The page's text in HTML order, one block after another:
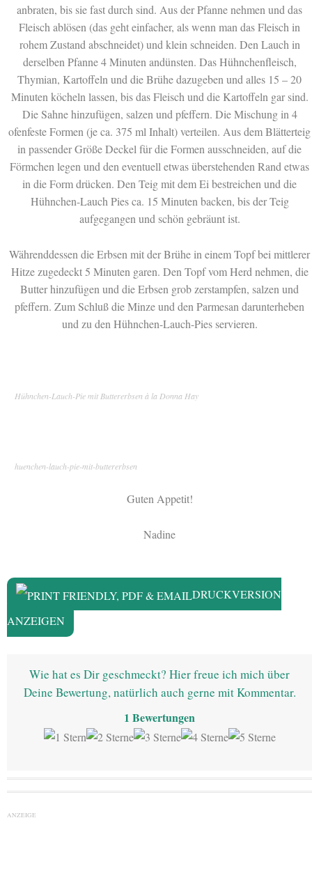
anbraten, bis sie fast durch sind. Aus der Pfanne nehmen und das
Fleisch ablösen (das geht einfacher, als wenn man das Fleisch in
rohem Zustand abschneidet) und klein schneiden. Den Lauch in
derselben Pfanne 4 Minuten andünsten. Das Hühnchenfleisch,
Thymian, Kartoffeln und die Brühe dazugeben und alles 15 – 20
Minuten köcheln lassen, bis das Fleisch und die Kartoffeln gar sind.
Die Sahne hinzufügen, salzen und pfeffern. Die Mischung in 4
ofenfeste Formen (je ca. 375 ml Inhalt) verteilen. Aus dem Blätterteig
in passender Größe Deckel für die Formen ausschneiden, auf die
Förmchen legen und den eventuell etwas überstehenden Rand etwas
in die Form drücken. Den Teig mit dem Ei bestreichen und die
Hühnchen-Lauch Pies ca. 15 Minuten backen, bis der Teig
aufgegangen und schön gebräunt ist.
Währenddessen die Erbsen mit der Brühe in einem Topf bei mittlerer
Hitze zugedeckt 5 Minuten garen. Den Topf vom Herd nehmen, die
Butter hinzufügen und die Erbsen grob zerstampfen, salzen und
pfeffern. Zum Schluß die Minze und den Parmesan darunterheben
und zu den Hühnchen-Lauch-Pies servieren.
Hühnchen-Lauch-Pie mit Buttererbsen à la Donna Hay
huenchen-lauch-pie-mit-buttererbsen
Guten Appetit!
Nadine
DRUCKVERSION
ANZEIGEN
Wie hat es Dir geschmeckt? Hier freue ich mich über
Deine Bewertung, natürlich auch gerne mit Kommentar.
1 Bewertungen
ANZEIGE